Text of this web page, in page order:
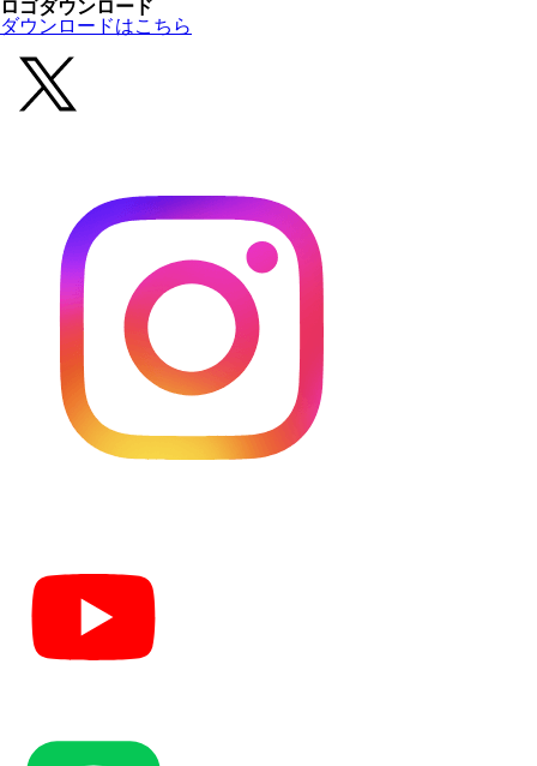
ロゴダウンロード
ダウンロードはこちら